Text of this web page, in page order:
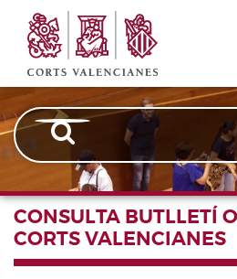
contenido
principal
Corts
Valencianes
CONSULTA BUTLLETÍ
CORTS VALENCIANES